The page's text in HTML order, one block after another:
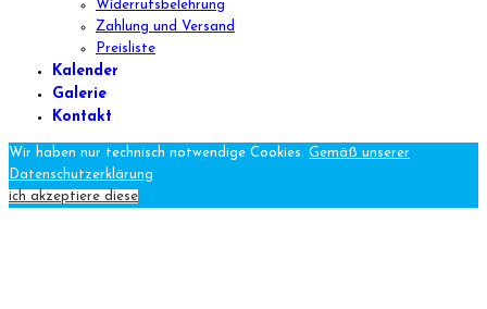
Widerrufsbelehrung
Zahlung und Versand
Preisliste
Kalender
Galerie
Kontakt
Wir haben nur technisch notwendige Cookies. Gemäß unserer
Datenschutzerklärung
ich akzeptiere diese